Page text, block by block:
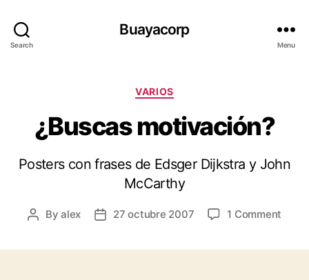
Search
Buayacorp
Menu
Categories
VARIOS
¿Buscas motivación?
Posters con frases de Edsger Dijkstra y John
McCarthy
PostByalex
Post27 octubre 2007 1 Comment